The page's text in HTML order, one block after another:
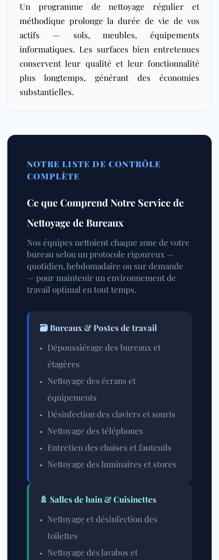
Un programme de nettoyage régulier et
méthodique prolonge la durée de vie de vos
actifs — sols, meubles, équipements
informatiques. Les surfaces bien entretenues
conservent leur qualité et leur fonctionnalité
plus longtemps, générant des économies
substantielles.
NOTRE LISTE DE CONTRÔLE
COMPLÈTE
Ce que Comprend Notre Service de
Nettoyage de Bureaux
Nos équipes nettoient chaque zone de votre
bureau selon un protocole rigoureux —
quotidien, hebdomadaire ou sur demande
— pour maintenir un environnement de
travail optimal en tout temps.
🗃️ Bureaux & Postes de travail
Dépoussiérage des bureaux et
étagères
Nettoyage des écrans et
équipements
Désinfection des claviers et souris
Nettoyage des téléphones
Entretien des chaises et fauteuils
Nettoyage des luminaires et stores
🚿 Salles de bain & Cuisinettes
Nettoyage et désinfection des
toilettes
Nettoyage des lavabos et